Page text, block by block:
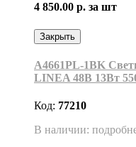
4 850.00 р. за шт
Закрыть
A4661PL-1BK
LINEA 48В 13Вт
Код: 77210
В наличии: